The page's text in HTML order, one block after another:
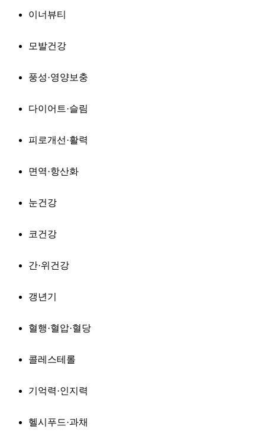
이너뷰티
모발건강
풍성·영양보충
다이어트·슬림
피로개선·활력
면역·항산화
눈건강
코건강
간·위건강
갱년기
혈행·혈압·혈당
콜레스테롤
기억력·인지력
헬시푸드·과채